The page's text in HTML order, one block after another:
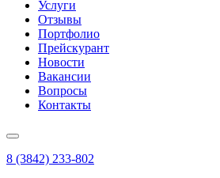
Услуги
Отзывы
Портфолио
Прейскурант
Новости
Вакансии
Вопросы
Контакты
8 (3842) 233-802